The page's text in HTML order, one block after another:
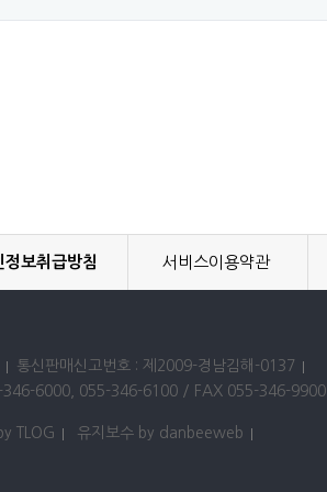
정보취급방침 서비스이용약관
통신판매신고번호 : 제2009-경남김해-0137
346-6000, 055-346-6100 / FAX 055-346-9900
TLOG 유지보수 by danbeeweb